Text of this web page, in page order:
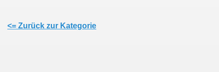
<= Zurück zur Kategorie